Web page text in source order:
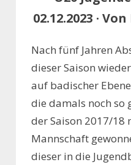
02.12.2023 ·
Nach fünf Jahren
dieser Saison
auf badischer
die damals noch so
der Saison 2017/18
Mannschaft
dieser in die